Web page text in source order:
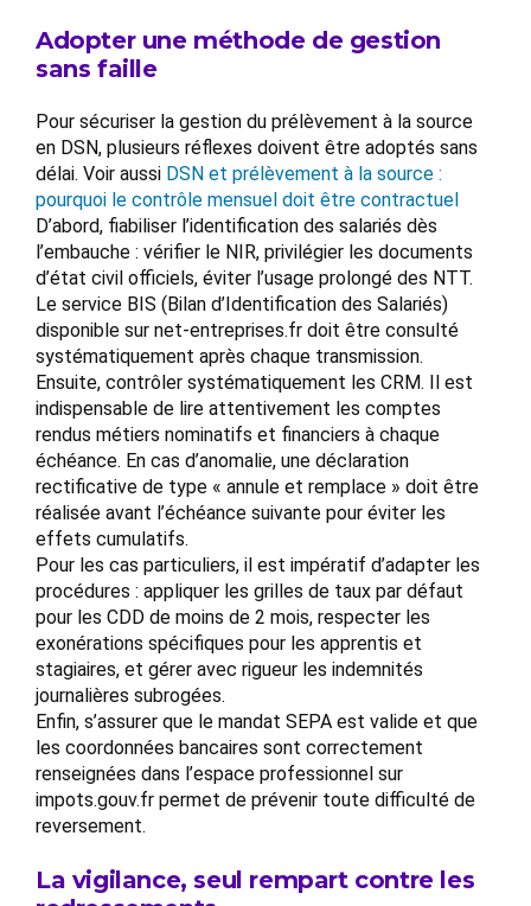
Adopter une méthode de gestion
sans faille
Pour sécuriser la gestion du prélèvement à la source
en DSN, plusieurs réflexes doivent être adoptés sans
délai. Voir aussi DSN et prélèvement à la source :
pourquoi le contrôle mensuel doit être contractuel
D’abord, fiabiliser l’identification des salariés dès
l’embauche : vérifier le NIR, privilégier les documents
d’état civil officiels, éviter l’usage prolongé des NTT.
Le service BIS (Bilan d’Identification des Salariés)
disponible sur net-entreprises.fr doit être consulté
systématiquement après chaque transmission.
Ensuite, contrôler systématiquement les CRM. Il est
indispensable de lire attentivement les comptes
rendus métiers nominatifs et financiers à chaque
échéance. En cas d’anomalie, une déclaration
rectificative de type « annule et remplace » doit être
réalisée avant l’échéance suivante pour éviter les
effets cumulatifs.
Pour les cas particuliers, il est impératif d’adapter les
procédures : appliquer les grilles de taux par défaut
pour les CDD de moins de 2 mois, respecter les
exonérations spécifiques pour les apprentis et
stagiaires, et gérer avec rigueur les indemnités
journalières subrogées.
Enfin, s’assurer que le mandat SEPA est valide et que
les coordonnées bancaires sont correctement
renseignées dans l’espace professionnel sur
impots.gouv.fr permet de prévenir toute difficulté de
reversement.
La vigilance, seul rempart contre les